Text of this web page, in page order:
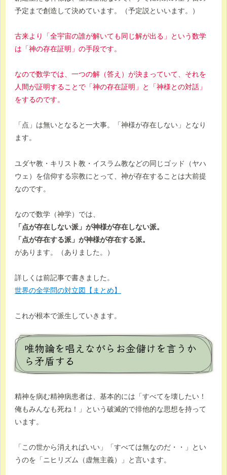
予定まで創造して決めています。（予定説といいます。）
古来より「全宇宙の誰が解いても同じ解が出る」という数学
は「神の存在証明」の手段です。
なので数学では、一つの解（答え）が決まっていて、それを
人間が証明することで「神の存在証明」と「神様との対話」
をするのです。
「点」は無いとなると一大事。「神様が存在しない」となり
ます。
ユダヤ教・キリスト教・イスラム教などの同じゴッド（ヤハ
ウェ）を信仰する宗教にとって、神が存在することは大前提
なのです。
なので数学（神学）では、
「点が存在しない派」が神様が存在しない派。
「点が存在する派」が神様が存在する派。
があります。（ありました。）
詳しくは前記事で書きました。
世界の全学問の対立図【まとめ】
これが根本で派生していきます。
唯物論を唱えながらお金儲けを言うか
ら矛盾する
精神を病む精神病患者は、基本的には「すべてを壊したい！
俺もみんなも死ね！」という破滅的で排他的な思想を持って
います。
「この世から消えればいい」「すべては無なのだ・・」とい
うのを「ニヒリズム（虚無主義）」と言います。